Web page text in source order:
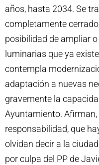
años, hasta 2034. Se
completamente
posibilidad de ampliar
luminarias que ya
contempla
adaptación a nuevas
gravemente la
Ayuntamiento. Afirman,
responsabilidad, que
olvidan decir a la
por culpa del PP de